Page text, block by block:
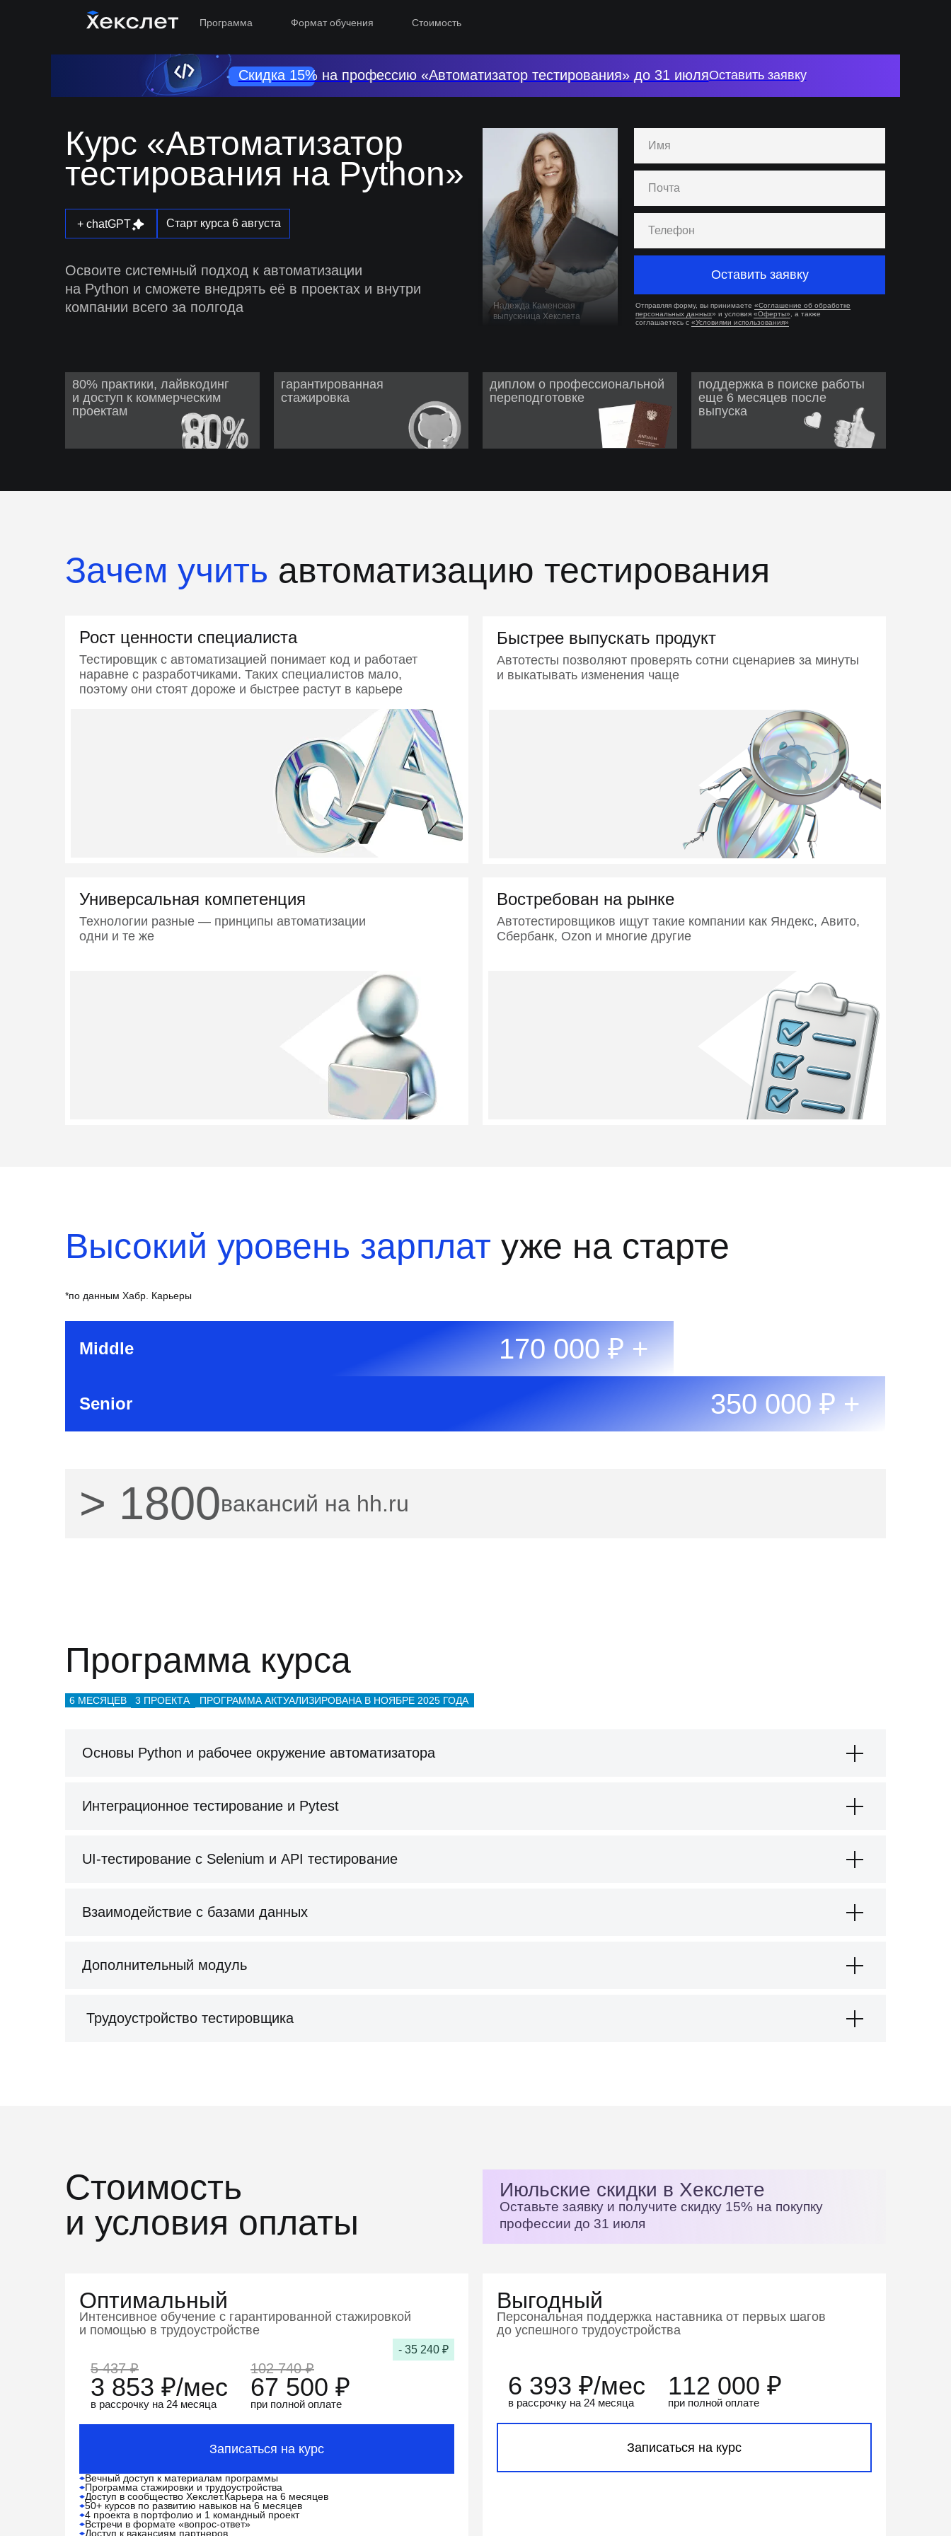
Программа Формат обучения Стоимость
+ chatGPT Старт курса 6 августа
Курс «Автоматизатор
тестирования на Python»
Освоите системный подход к автоматизации
на Python и сможете внедрять её в проектах и внутри
компании всего за полгода
Отправляя форму, вы принимаете «Соглашение об обработке
персональных данных» и условия «Оферты» , а также
соглашаетесь с «Условиями использования»
Оставить заявку
Надежда Каменская
выпускница Хекслета
поддержка в поиске работы
еще 6 месяцев после
выпуска
диплом о профессиональной
переподготовке
гарантированная
стажировка
80% практики, лайвкодинг
и доступ к коммерческим
проектам
Скидка 15% на профессию «Автоматизатор тестирования» до 31 июляОставить заявку
Зачем учить автоматизацию тестирования
Рост ценности специалиста
Тестировщик с автоматизацией понимает код и работает
наравне с разработчиками. Таких специалистов мало,
поэтому они стоят дороже и быстрее растут в карьере
Быстрее выпускать продукт
Автотесты позволяют проверять сотни сценариев за минуты
и выкатывать изменения чаще
Универсальная компетенция
Технологии разные — принципы автоматизации
одни и те же
Востребован на рынке
Автотестировщиков ищут такие компании как Яндекс, Авито,
Сбербанк, Ozon и многие другие
Высокий уровень зарплат уже на старте
Middle 170 000 ₽ +
Senior 350 000 ₽ +
*по данным Хабр. Карьеры
> 1800вакансий на hh.ru
Программа курса
6 МЕСЯЦЕВ 3 ПРОЕКТА ПРОГРАММА АКТУАЛИЗИРОВАНА В НОЯБРЕ 2025 ГОДА
Основы Python и рабочее окружение автоматизатора
Интеграционное тестирование и Pytest
UI-тестирование с Selenium и API тестирование
Взаимодействие с базами данных
Дополнительный модуль
Трудоустройство тестировщика
Июльские скидки в Хекслете
Оставьте заявку и получите скидку 15% на покупку
профессии до 31 июля
Стоимость
и условия оплаты
Оптимальный
Интенсивное обучение с гарантированной стажировкой
и помощью в трудоустройстве
- 35 240 ₽
5 437 ₽
3 853 ₽/мес
в рассрочку на 24 месяца
102 740 ₽
67 500 ₽
при полной оплате
Записаться на курс
Вечный доступ к материалам программы
Программа стажировки и трудоустройства
Доступ в сообщество Хекслет.Карьера на 6 месяцев
50+ курсов по развитию навыков на 6 месяцев
4 проекта в портфолио и 1 командный проект
Встречи в формате «вопрос-ответ»
Доступ к вакансиям партнеров
Выгодный
Персональная поддержка наставника от первых шагов
до успешного трудоустройства
6 393 ₽/мес
в рассрочку на 24 месяца
112 000 ₽
при полной оплате
Записаться на курс